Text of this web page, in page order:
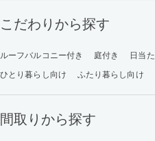
こだわりから探す
ルーフバルコニー付き 庭付き 日当
ひとり暮らし向け
ふたり暮らし向け
間取りから探す